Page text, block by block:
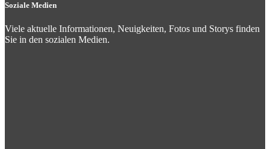
Soziale Medien
Viele aktuelle Informationen, Neuigkeiten, Fotos und Storys finden
Sie in den sozialen Medien.